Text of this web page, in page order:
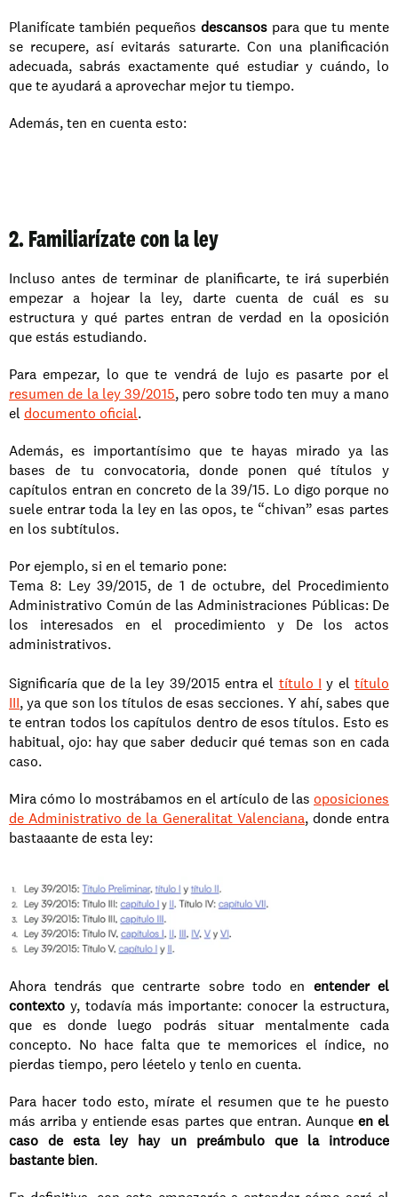
Planifícate también pequeños descansos para que tu mente
se recupere, así evitarás saturarte. Con una planificación
adecuada, sabrás exactamente qué estudiar y cuándo, lo
que te ayudará a aprovechar mejor tu tiempo.
Además, ten en cuenta esto:
2. Familiarízate con la ley
Incluso antes de terminar de planificarte, te irá superbién
empezar a hojear la ley, darte cuenta de cuál es su
estructura y qué partes entran de verdad en la oposición
que estás estudiando.
resumen de la ley 39/2015, pero sobre todo ten muy a mano
el documento oficial.
Además, es importantísimo que te hayas mirado ya las
bases de tu convocatoria, donde ponen qué títulos y
capítulos entran en concreto de la 39/15. Lo digo porque no
suele entrar toda la ley en las opos, te “chivan” esas partes
en los subtítulos.
Por ejemplo, si en el temario pone:
Tema 8: Ley 39/2015, de 1 de octubre, del Procedimiento
Administrativo Común de las Administraciones Públicas: De
los interesados en el procedimiento y De los actos
administrativos.
Significaría que de la ley 39/2015 entra el título I y el título
III, ya que son los títulos de esas secciones. Y ahí, sabes que
te entran todos los capítulos dentro de esos títulos. Esto es
habitual, ojo: hay que saber deducir qué temas son en cada
caso.
Mira cómo lo mostrábamos en el artículo de las oposiciones
de Administrativo de la Generalitat Valenciana, donde entra
bastaaante de esta ley:
Ahora tendrás que centrarte sobre todo en entender el
contexto y, todavía más importante: conocer la estructura,
que es donde luego podrás situar mentalmente cada
concepto. No hace falta que te memorices el índice, no
pierdas tiempo, pero léetelo y tenlo en cuenta.
Para hacer todo esto, mírate el resumen que te he puesto
más arriba y entiende esas partes que entran. Aunque en el
caso de esta ley hay un preámbulo que la introduce
bastante bien.